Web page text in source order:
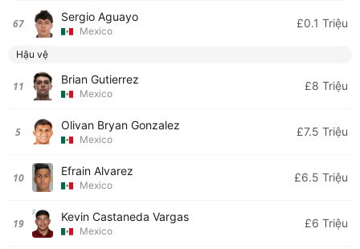
67 Sergio Aguayo
Mexico
£0.1 Triệu
Hậu vệ
11 Brian Gutierrez
Mexico
£8 Triệu
5 Olivan Bryan Gonzalez
Mexico
£7.5 Triệu
10 Efrain Alvarez
Mexico
£6.5 Triệu
19 Kevin Castaneda Vargas
Mexico
£6 Triệu